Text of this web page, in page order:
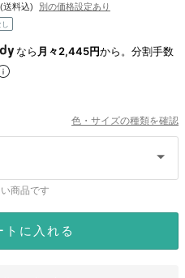
送料込) 別の価格設定あり
なら月々2,445円から。分割手数
色・サイズの種類を確認
商品です
トに入れる